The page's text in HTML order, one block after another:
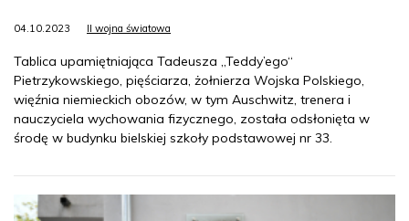
04.10.2023 II wojna światowa
Tablica upamiętniająca Tadeusza „Teddy’ego“
Pietrzykowskiego, pięściarza, żołnierza Wojska Polskiego,
więźnia niemieckich obozów, w tym Auschwitz, trenera i
nauczyciela wychowania fizycznego, została odsłonięta w
środę w budynku bielskiej szkoły podstawowej nr 33.